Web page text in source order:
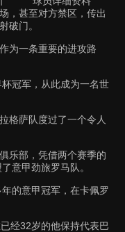
，甚至对方禁区，传出
破门。
为一条重要的进攻路
冠军，从此成为一名世
萨队度过了一个令人
乐部，凭借两个赛季的
意甲劲旅罗马队。
的意甲冠军，在卡佩罗
经32岁的他保持代表巴